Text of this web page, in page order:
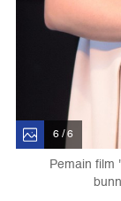
6 / 6
Pemain film